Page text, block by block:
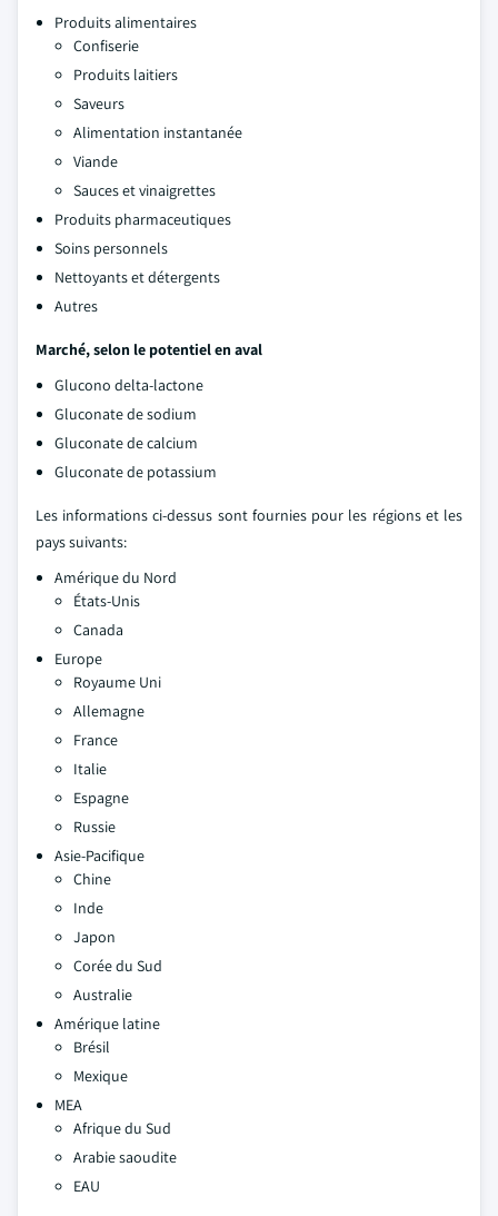
Produits alimentaires
Confiserie
Produits laitiers
Saveurs
Alimentation instantanée
Viande
Sauces et vinaigrettes
Produits pharmaceutiques
Soins personnels
Nettoyants et détergents
Autres
Marché, selon le potentiel en aval
Glucono delta-lactone
Gluconate de sodium
Gluconate de calcium
Gluconate de potassium
Les informations ci-dessus sont fournies pour les régions et les
pays suivants:
Amérique du Nord
États-Unis
Canada
Europe
Royaume Uni
Allemagne
France
Italie
Espagne
Russie
Asie-Pacifique
Chine
Inde
Japon
Corée du Sud
Australie
Amérique latine
Brésil
Mexique
MEA
Afrique du Sud
Arabie saoudite
EAU